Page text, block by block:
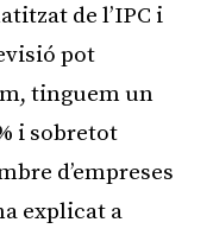
de l’IPC i
pot
tinguem un
i sobretot
d’empreses
explicat a